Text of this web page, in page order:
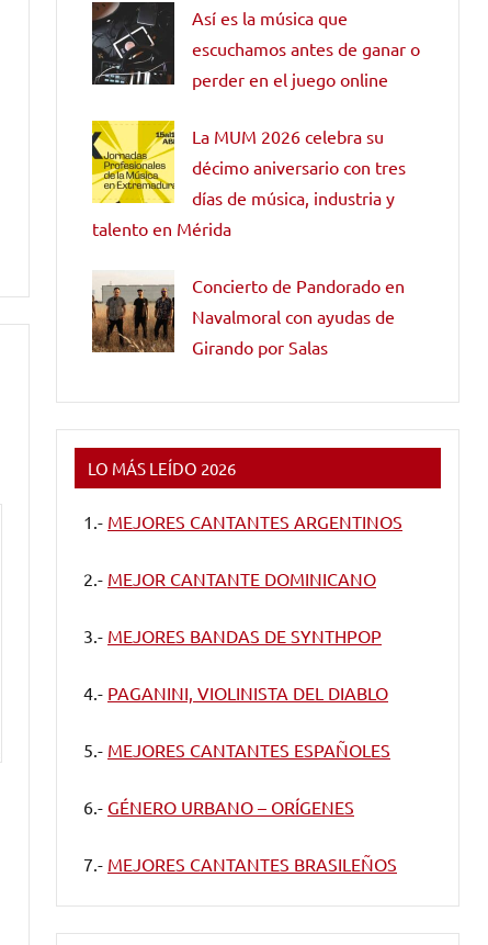
Así es la música que
escuchamos antes de ganar o
perder en el juego online
La MUM 2026 celebra su
décimo aniversario con tres
días de música, industria y
talento en Mérida
Concierto de Pandorado en
Navalmoral con ayudas de
Girando por Salas
LO MÁS LEÍDO 2026
1.- MEJORES CANTANTES ARGENTINOS
2.- MEJOR CANTANTE DOMINICANO
3.- MEJORES BANDAS DE SYNTHPOP
4.- PAGANINI, VIOLINISTA DEL DIABLO
5.- MEJORES CANTANTES ESPAÑOLES
6.- GÉNERO URBANO – ORÍGENES
7.- MEJORES CANTANTES BRASILEÑOS